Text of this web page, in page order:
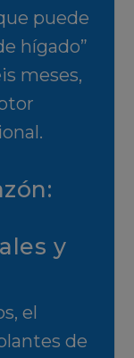
puede
hígado”
meses,
y
el
de